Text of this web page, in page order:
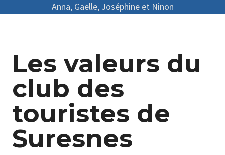
Anna, Gaelle, Joséphine et Ninon
Les valeurs du
club des
touristes de
Suresnes